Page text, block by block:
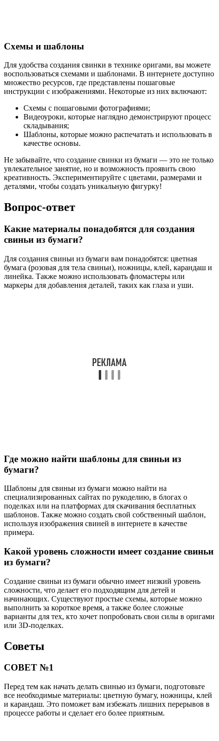
Схемы и шаблоны
Для удобства создания свинки в технике оригами, вы можете
воспользоваться схемами и шаблонами. В интернете доступно
множество ресурсов, где представлены пошаговые
инструкции с изображениями. Некоторые из них включают:
Схемы с пошаговыми фотографиями;
Видеоуроки, которые наглядно демонстрируют процесс
складывания;
Шаблоны, которые можно распечатать и использовать в
качестве основы.
Не забывайте, что создание свинки из бумаги — это не только
увлекательное занятие, но и возможность проявить свою
креативность. Экспериментируйте с цветами, размерами и
деталями, чтобы создать уникальную фигурку!
Вопрос-ответ
Какие материалы понадобятся для создания
свиньи из бумаги?
Для создания свиньи из бумаги вам понадобятся: цветная
бумага (розовая для тела свиньи), ножницы, клей, карандаш и
линейка. Также можно использовать фломастеры или
маркеры для добавления деталей, таких как глаза и уши.
Где можно найти шаблоны для свиньи из
бумаги?
Шаблоны для свиньи из бумаги можно найти на
специализированных сайтах по рукоделию, в блогах о
поделках или на платформах для скачивания бесплатных
шаблонов. Также можно создать свой собственный шаблон,
используя изображения свиней в интернете в качестве
примера.
Какой уровень сложности имеет создание свиньи
из бумаги?
Создание свиньи из бумаги обычно имеет низкий уровень
сложности, что делает его подходящим для детей и
начинающих. Существуют простые схемы, которые можно
выполнить за короткое время, а также более сложные
варианты для тех, кто хочет попробовать свои силы в оригами
или 3D-поделках.
Советы
СОВЕТ №1
Перед тем как начать делать свинью из бумаги, подготовьте
все необходимые материалы: цветную бумагу, ножницы, клей
и карандаш. Это поможет вам избежать лишних перерывов в
процессе работы и сделает его более приятным.